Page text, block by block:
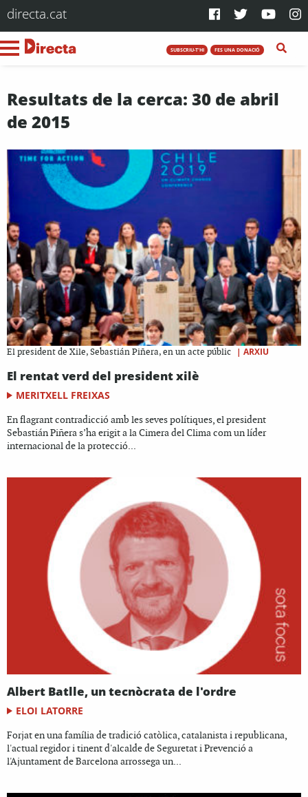
directa.cat
SUBSCRIU-T'HI FES UNA DONACIÓ
Resultats de la cerca: 30 de abril
de 2015
El president de Xile, Sebastián Piñera, en un acte públic | ARXIU
El rentat verd del president xilè
MERITXELL FREIXAS
En flagrant contradicció amb les seves polítiques, el president
Sebastián Piñera s’ha erigit a la Cimera del Clima com un líder
internacional de la protecció...
Albert Batlle, un tecnòcrata de l'ordre
ELOI LATORRE
Forjat en una família de tradició catòlica, catalanista i republicana,
l'actual regidor i tinent d'alcalde de Seguretat i Prevenció a
l'Ajuntament de Barcelona arrossega un...